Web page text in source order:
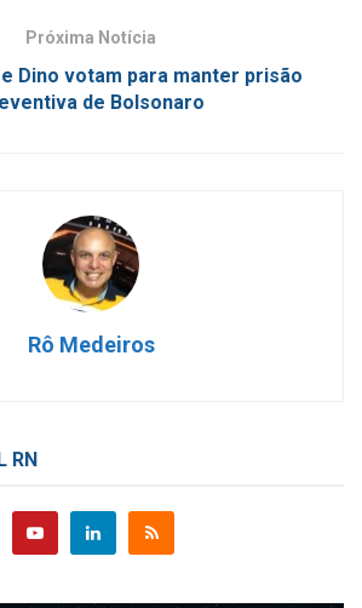
Próxima Notícia
Dino votam para manter prisão
de Bolsonaro
Rô Medeiros
RN